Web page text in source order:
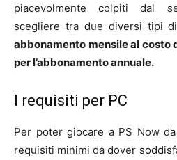
piacevolmente colpiti dal
scegliere tra due diversi tipi
abbonamento mensile al
per l’abbonamento annuale.
I requisiti per PC
Per poter giocare a PS Now da
requisiti minimi da dover